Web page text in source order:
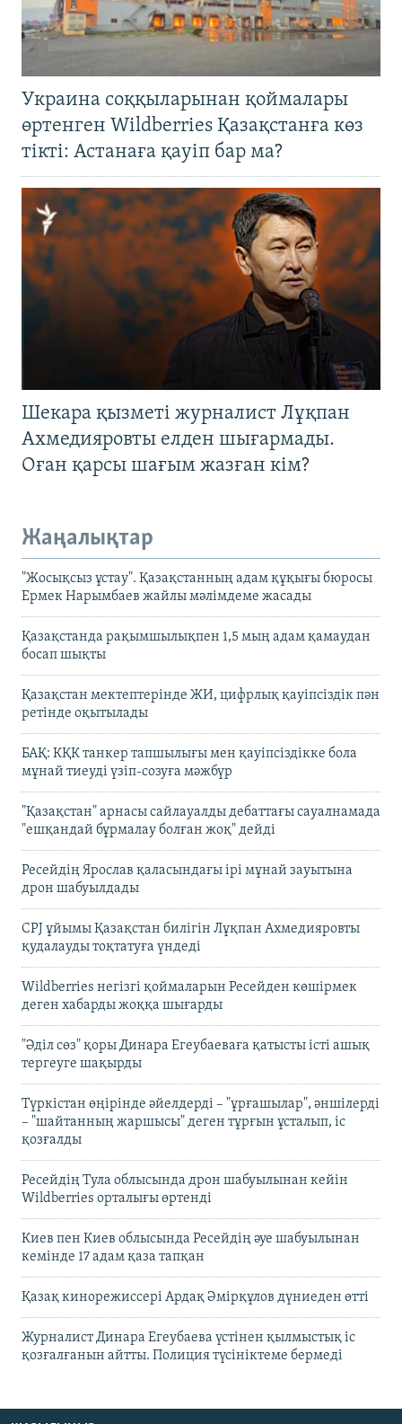
Украина соққыларынан қоймалары
өртенген Wildberries Қазақстанға көз
тікті: Астанаға қауіп бар ма?
Шекара қызметі журналист Лұқпан
Ахмедияровты елден шығармады.
Оған қарсы шағым жазған кім?
Жаңалықтар
"Жосықсыз ұстау". Қазақстанның адам құқығы бюросы
Ермек Нарымбаев жайлы мәлімдеме жасады
Қазақстанда рақымшылықпен 1,5 мың адам қамаудан
босап шықты
Қазақстан мектептерінде ЖИ, цифрлық қауіпсіздік пән
ретінде оқытылады
БАҚ: КҚК танкер тапшылығы мен қауіпсіздікке бола
мұнай тиеуді үзіп-созуға мәжбүр
"Қазақстан" арнасы сайлауалды дебаттағы сауалнамада
"ешқандай бұрмалау болған жоқ" дейді
Ресейдің Ярослав қаласындағы ірі мұнай зауытына
дрон шабуылдады
CPJ ұйымы Қазақстан билігін Лұқпан Ахмедияровты
қудалауды тоқтатуға үндеді
Wildberries негізгі қоймаларын Ресейден көшірмек
деген хабарды жоққа шығарды
"Әділ сөз" қоры Динара Егеубаеваға қатысты істі ашық
тергеуге шақырды
Түркістан өңірінде әйелдерді – "ұрғашылар", әншілерді
– "шайтанның жаршысы" деген тұрғын ұсталып, іс
қозғалды
Ресейдің Тула облысында дрон шабуылынан кейін
Wildberries орталығы өртенді
Киев пен Киев облысында Ресейдің әуе шабуылынан
кемінде 17 адам қаза тапқан
Қазақ кинорежиссері Ардақ Әмірқұлов дүниеден өтті
Журналист Динара Егеубаева үстінен қылмыстық іс
қозғалғанын айтты. Полиция түсініктеме бермеді